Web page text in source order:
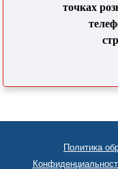
точках
Политика